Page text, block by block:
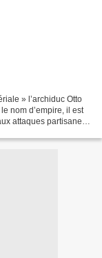
» l’archiduc Otto
nom d’empire, il est
attaques partisanes.